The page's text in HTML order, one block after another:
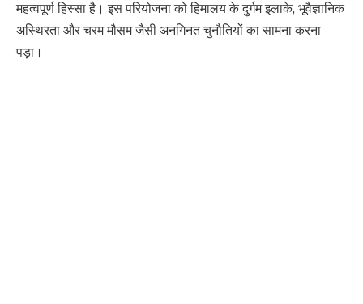
महत्वपूर्ण हिस्सा है। इस परियोजना को हिमालय के दुर्गम इलाके, भूवैज्ञानिक
अस्थिरता और चरम मौसम जैसी अनगिनत चुनौतियों का सामना करना
पड़ा।